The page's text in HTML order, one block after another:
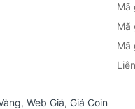
Mã
Mã
Mã
, Web Giá, Giá Coin